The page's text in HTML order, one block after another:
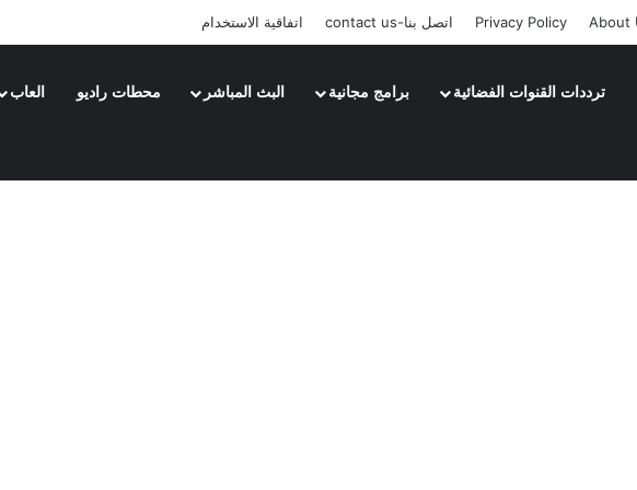
Privacy Policy اتصل بنا-contact us اتفاقية الاستخدام
ترددات القنوات الفضائية برامج مجانية البث المباشر محطات راديو العاب